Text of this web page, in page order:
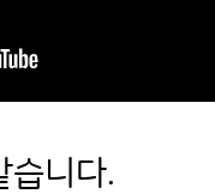
습니다.